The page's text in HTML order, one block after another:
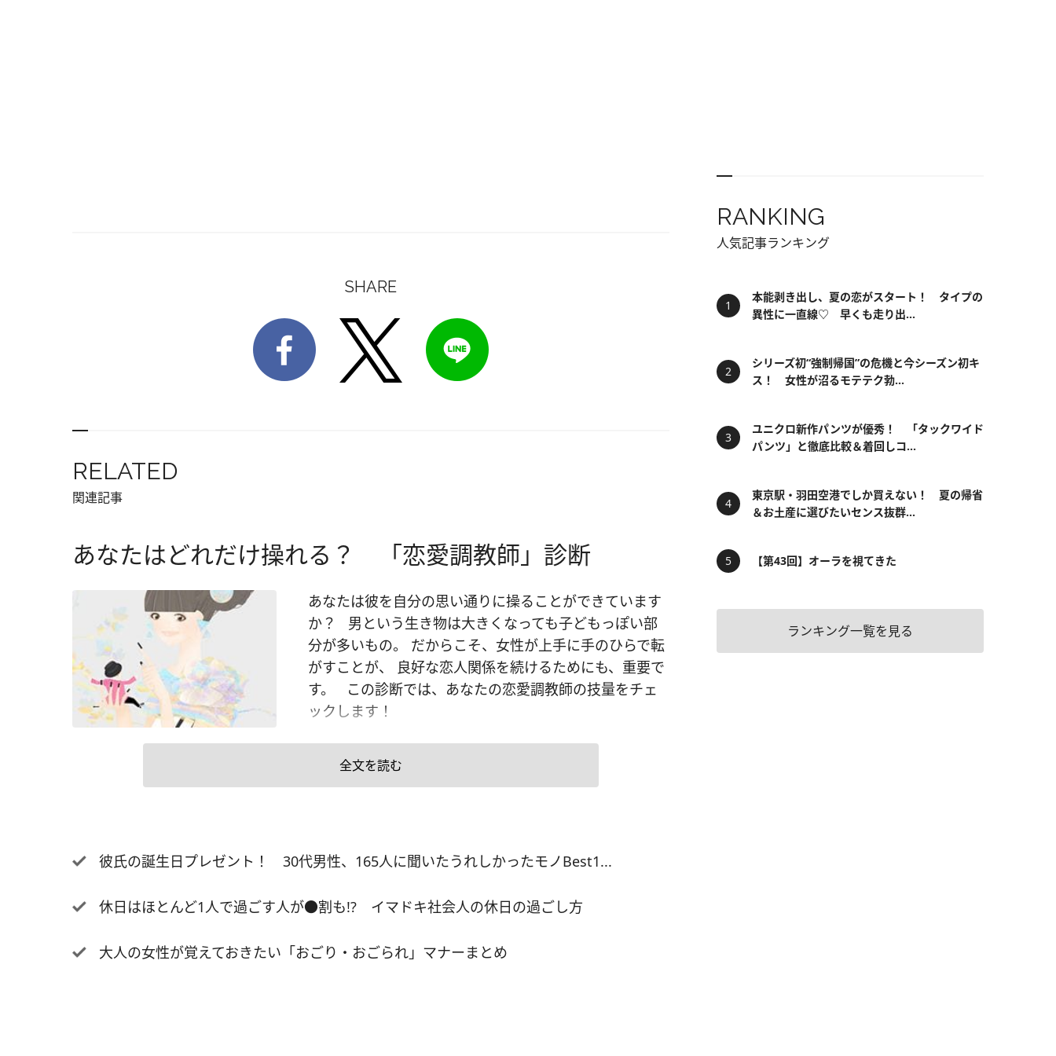
SHARE
RELATED
関連記事
あなたはどれだけ操れる？ 「恋愛調教師」診断
あなたは彼を自分の思い通りに操ることができています
か？ 男という生き物は大きくなっても子どもっぽい部
分が多いもの。 だからこそ、女性が上手に手のひらで転
がすことが、 良好な恋人関係を続けるためにも、重要で
す。 この診断では、あなたの恋愛調教師の技量をチェ
ックします！
全文を読む
彼氏の誕生日プレゼント！ 30代男性、165人に聞いたうれしかったモノBest1...
休日はほとんど1人で過ごす人が●割も!? イマドキ社会人の休日の過ごし方
大人の女性が覚えておきたい「おごり・おごられ」マナーまとめ
RANKING
人気記事ランキング
本能剥き出し、夏の恋がスタート！ タイプの
異性に一直線♡ 早くも走り出...
シリーズ初“強制帰国”の危機と今シーズン初キ
ス！ 女性が沼るモテテク勃...
ユニクロ新作パンツが優秀！ 「タックワイド
パンツ」と徹底比較＆着回しコ...
東京駅・羽田空港でしか買えない！ 夏の帰省
＆お土産に選びたいセンス抜群...
【第43回】オーラを視てきた
ランキング一覧を見る